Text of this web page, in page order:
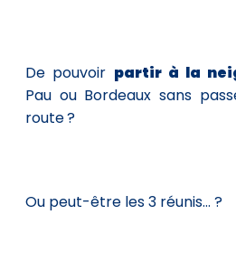
De pouvoir partir à la
Pau ou Bordeaux sans
route ?
Ou peut-être les 3 réunis… ?